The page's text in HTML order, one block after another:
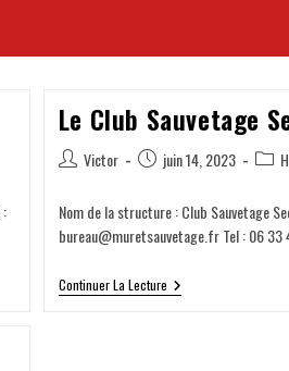
Le Club Sauvetage
Victor juin 14, 2023
Nom de la structure : Club Sauvetage
bureau@muretsauvetage.fr Tel : 06
Continuer La Lecture